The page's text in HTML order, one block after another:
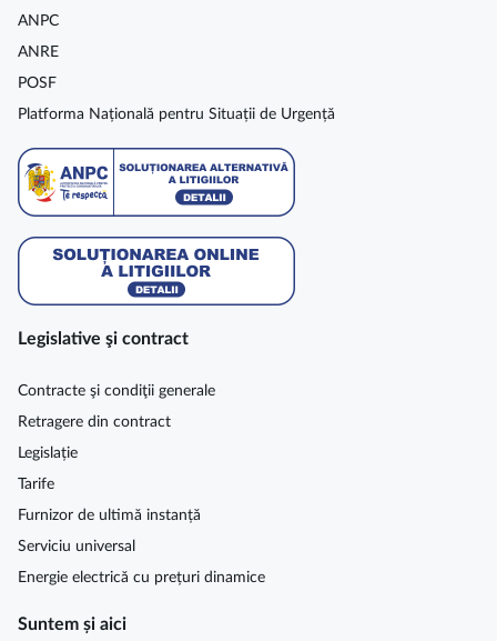
ANPC
ANRE
POSF
Platforma Națională pentru Situații de Urgență
Legislative şi contract
Contracte şi condiţii generale
Retragere din contract
Legislație
Tarife
Furnizor de ultimă instanță
Serviciu universal
Energie electrică cu prețuri dinamice
Suntem și aici